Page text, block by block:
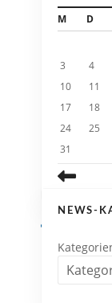
M
D
3
4
10
11
17
18
24
25
31
NEWS-